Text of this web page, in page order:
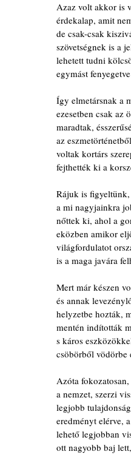
Azaz volt akkor is
érdekalap, amit
de csak-csak
szövetségnek is a
lehetett tudni
egymást
Így elmetársnak a
ezesetben csak az
maradtak,
az
voltak kortárs
fejthették ki a
Rájuk is
a mi nagyjainkra
nőttek ki, ahol a
eközben amikor
világfordulatot
is a maga javára
Mert már készen
és annak
helyzetbe hozták,
mentén indították
s káros
csöbörből vödörbe
Azóta
a nemzet, szerzi
legjobb
eredményt elérve,
lehető legjobban
ott nagyobb baj